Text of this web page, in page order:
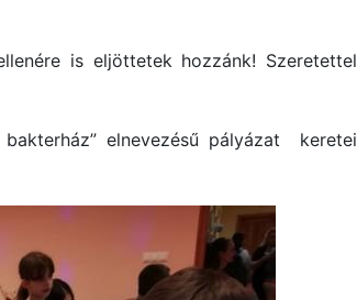
is eljöttetek hozzánk! Szeretettel
elnevezésű pályázat keretei